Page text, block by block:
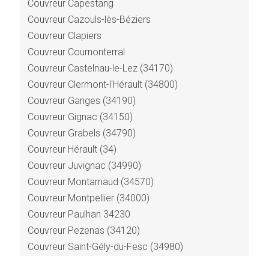
Couvreur Capestang
Couvreur Cazouls-lès-Béziers
Couvreur Clapiers
Couvreur Cournonterral
Couvreur Castelnau-le-Lez (34170)
Couvreur Clermont-l'Hérault (34800)
Couvreur Ganges (34190)
Couvreur Gignac (34150)
Couvreur Grabels (34790)
Couvreur Hérault (34)
Couvreur Juvignac (34990)
Couvreur Montarnaud (34570)
Couvreur Montpellier (34000)
Couvreur Paulhan 34230
Couvreur Pezenas (34120)
Couvreur Saint-Gély-du-Fesc (34980)